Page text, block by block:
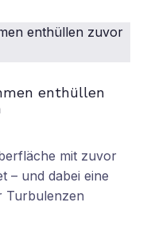
enthüllen
mit zuvor
– und dabei eine
Turbulenzen